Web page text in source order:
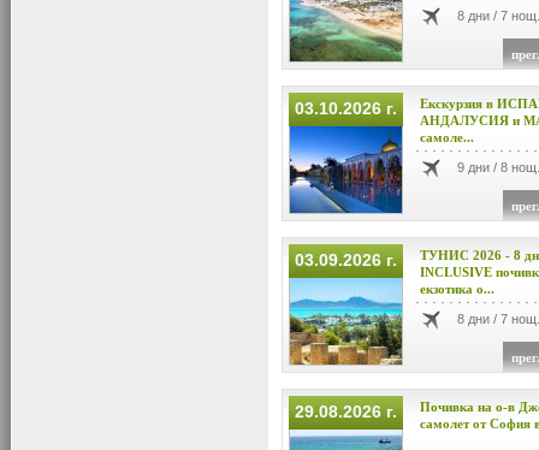
8 дни / 7 нощ.
03.10.2026 г.
Екскурзия в
АНДАЛУСИЯ и
самоле...
9 дни / 8 нощ.
03.09.2026 г.
ТУНИС 2026 - 8
INCLUSIVE
екзотика о...
8 дни / 7 нощ.
29.08.2026 г.
Почивка на о-в
самолет от София